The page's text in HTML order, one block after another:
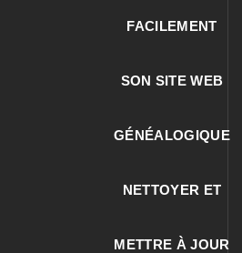
FACILEMENT
SON SITE WEB
GÉNÉALOGIQUE
NETTOYER ET
METTRE À JOUR